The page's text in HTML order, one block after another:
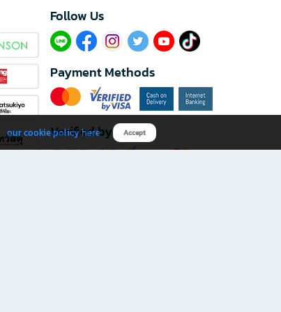
Follow Us​
Payment Methods
Verified by
our cookie policy here Accept